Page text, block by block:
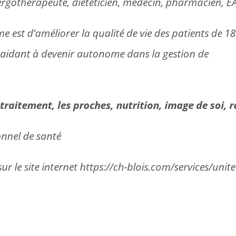
est d’améliorer la qualité de vie des patients de
à devenir autonome dans la gestion de
les proches, nutrition, image de soi,
de santé
le site internet https://ch-blois.com/services/